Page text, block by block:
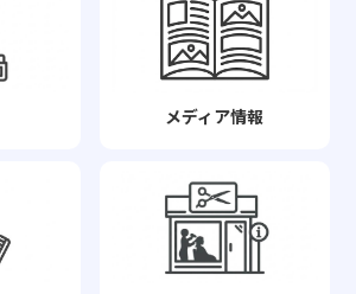
メディア情報